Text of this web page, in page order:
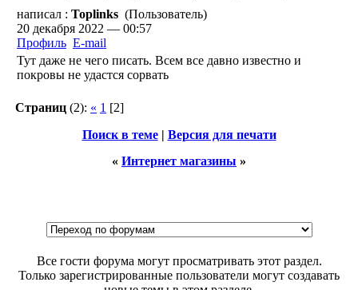
написал : Toplinks (Пользователь)
20 декабря 2022 — 00:57
Профиль E-mail
Тут даже не чего писать. Всем все давно известно и
покровы не удастся сорвать
Страниц (2): « 1 [2]
Поиск в теме| Версия для печати
« Интернет магазины »
Все гости форума могут просматривать этот раздел.
Только зарегистрированные пользователи могут создавать